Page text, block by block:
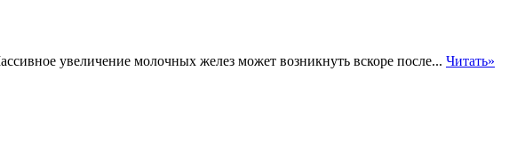
увеличение молочных желез может возникнуть вскоре после... Читать»